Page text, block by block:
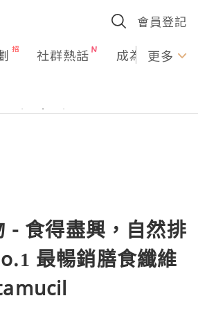
會員登記
社群熱話 成為U更多
- 食得盡興，自然排
最暢銷膳食纖維